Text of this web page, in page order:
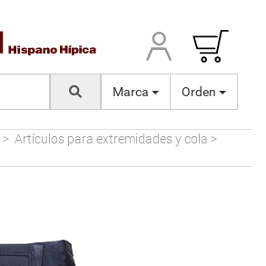
Marca Orden
> Artículos para extremidades y cola >